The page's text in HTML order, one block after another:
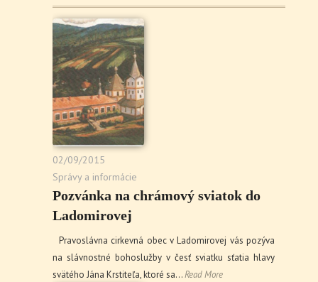
02/09/2015
Správy a informácie
Pozvánka na chrámový sviatok do
Ladomirovej
Pravoslávna cirkevná obec v Ladomirovej vás pozýva
na slávnostné bohoslužby v česť sviatku sťatia hlavy
svätého Jána Krstiteľa, ktoré sa…Read More